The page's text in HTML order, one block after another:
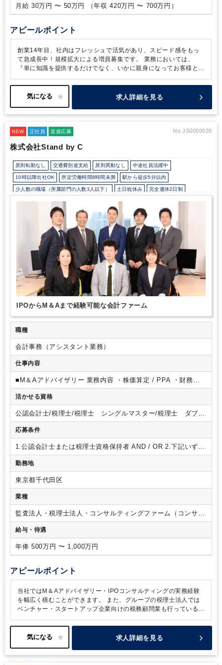
月給 30万円 〜 50万円 （年収 420万円 〜 700万円）
アピールポイント
創業14年目、社内はフレッシュで活気があり、スピード感をもっ
て急成長中！規模拡大による増員募集です。
業務においては、
『単に知識を提供するだけでなく、いかに親身になってお客様と接
ーの多くは子育て中スタッフなので、仕事と子育ての両立がしやす
い環境です。
事務所主催イベントや社内プロジェクトに参加等、
求人詳細を見る
NEW 正社員 直接応募 No.JS0000026
株式会社Stand by C
原則転勤なし 交通費別途支給 原則異動なし 中途社員活躍中
10時以降出社OK 所定労働時間8時間未満 駅から徒歩5分以内
少人数の職場（所属部門の人数3人以下） 土日祝休み 完全週休2日制
IPOからM＆Aまで経験可能な会計ファーム
職種
会計事務（アシスタント業務）
仕事内容
■M＆Aアドバイザリー 業務内容 ・株価算定 / PPA ・財務・
税務DD・ストラクチャー策定支援・FA業務・IPOコンサル
ティング
■ベンチャーサポート 業務内容
士法人Stand by Cより提供)
・資金調達支援
(創業融資からVC・事業会社のエクイティ調達まで)
活かせる資格
公認会計士/税理士/税理士 シングルマスター/税理士 ダブル
マスター
応募条件
1.公認会計士または税理士資格保持者 AND / OR 2.下記いずれ
かのご経験をお持ちの方・FAS系コンサルティングファーム
での実務経験
のCFO・管理部長等の実務経験
IPO・税務顧問の実務経験
験
勤務地
東京都千代田区
業種
監査法人・税理士法人・コンサルティングファーム（コンサル
ティングファーム・シンクタンク）
給与・待遇
年俸 500万円 〜 1,000万円
アピールポイント
当社ではM＆Aアドバイザリー・IPOコンサルティングの実務経験
を幅広く積むことができます。
また、グループの税理士法人では
ベンチャー・スタートアップ企業向けの税務顧問業も行っているた
求人詳細を見る